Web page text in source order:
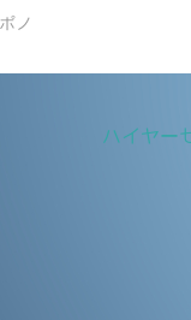
ノ
ハイヤー